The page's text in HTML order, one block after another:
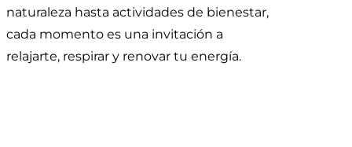
naturaleza hasta actividades de bienestar,
cada momento es una invitación a
relajarte, respirar y renovar tu energía.